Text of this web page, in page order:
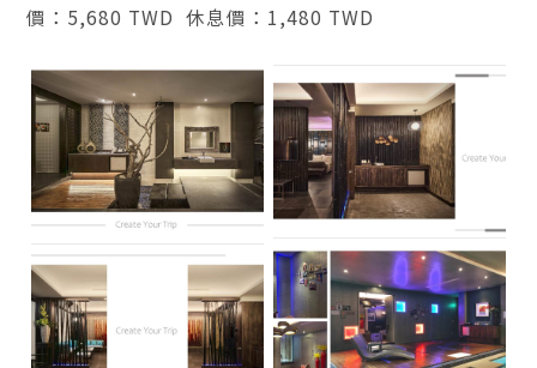
價：5,680 TWD 休息價：1,480 TWD